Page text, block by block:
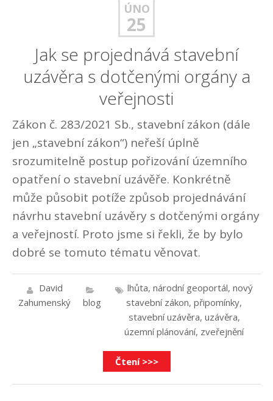
ÚNO
25
Jak se projednává stavební
uzávěra s dotčenými orgány a
veřejnosti
Zákon č. 283/2021 Sb., stavební zákon (dále
jen „stavební zákon“) neřeší úplně
srozumitelně postup pořizování územního
opatření o stavební uzávěře. Konkrétně
může působit potíže způsob projednávání
návrhu stavební uzávěry s dotčenými orgány
a veřejností. Proto jsme si řekli, že by bylo
dobré se tomuto tématu věnovat.
David
Zahumenský
blog
lhůta, národní geoportál, nový
stavební zákon, připomínky,
stavební uzávěra, uzávěra,
územní plánování, zveřejnění
Čtení >>>